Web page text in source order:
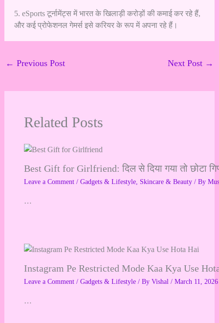
5. eSports टूर्नामेंट्स में भारत के खिलाड़ी करोड़ों की कमाई कर रहे हैं,
और कई प्रोफेशनल गेमर्स इसे करियर के रूप में अपना रहे हैं।
← Previous Post Next Post →
Related Posts
Best Gift for Girlfriend: दिल से दिया गया तो छोटा
Leave a Comment / Gadgets & Lifestyle, Skincare & Beauty/ By
…
Instagram Pe Restricted Mode Kaa Kya Use
Leave a Comment / Gadgets & Lifestyle/ By Vishal / March 11, 2026
…